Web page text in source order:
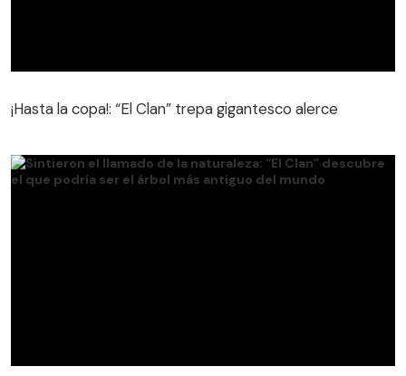
¡Hasta la copa!: “El Clan” trepa gigantesco alerce